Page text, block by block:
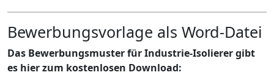
Bewerbungsvorlage als Word-Datei
Das Bewerbungsmuster für Industrie-Isolierer gibt
es hier zum kostenlosen Download: